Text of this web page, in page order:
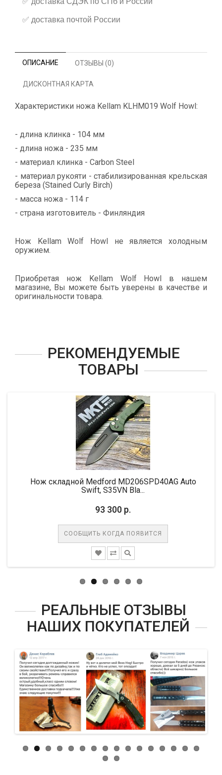
✅ доставка почтой России
ОПИСАНИЕ ОТЗЫВЫ (0)
ДИСКОНТНАЯ КАРТА
Характеристики ножа Kellam KLHM019 Wolf Howl:
- длина клинка - 104 мм
- длина ножа - 235 мм
- материал клинка - Carbon Steel
- материал рукояти - стабилизированная крельская
береза (Stained Curly Birch)
- масса ножа - 114 г
- страна изготовитель - Финляндия
Нож Kellam Wolf Howl не является холодным
оружием.
Приобретая нож Kellam Wolf Howl в нашем
магазине, Вы можете быть уверены в качестве и
оригинальности товара.
РЕКОМЕНДУЕМЫЕ
ТОВАРЫ
Нож складной Medford MD206SPD40AG Auto
Swift, S35VN Bla...
93 300 р.
СООБЩИТЬ КОГДА ПОЯВИТСЯ
РЕАЛЬНЫЕ ОТЗЫВЫ
НАШИХ ПОКУПАТЕЛЕЙ